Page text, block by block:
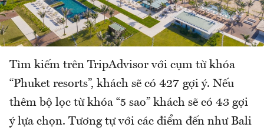
Tìm kiếm trên TripAdvisor với cụm từ khóa
“Phuket resorts”, khách sẽ có 427 gợi ý. Nếu
thêm bộ lọc từ khóa “5 sao” khách sẽ có 43 gợi
ý lựa chọn. Tương tự với các điểm đến như Bali